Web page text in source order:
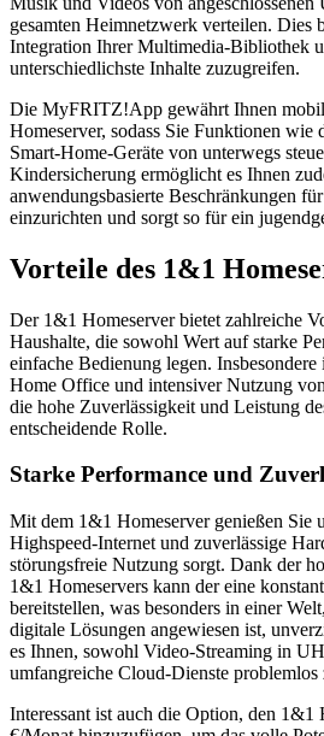
gesamten Heimnetzwerk verteilen. Dies
Integration Ihrer Multimedia-Bibliothek
unterschiedlichste Inhalte zuzugreifen.
Die MyFRITZ!App gewährt Ihnen
Homeserver, sodass Sie Funktionen wie
Smart-Home-Geräte von unterwegs
Kindersicherung ermöglicht es Ihnen
anwendungsbasierte Beschränkungen
einzurichten und sorgt so für ein
Vorteile des 1&1
Der 1&1 Homeserver bietet zahlreiche
Haushalte, die sowohl Wert auf starke
einfache Bedienung legen.
Home Office und intensiver Nutzung
die hohe Zuverlässigkeit und Leistung
entscheidende Rolle.
Starke Performance und
Mit dem 1&1 Homeserver genießen Sie
Highspeed-Internet und zuverlässige
störungsfreie Nutzung sorgt. Dank der
1&1 Homeservers kann der eine
bereitstellen, was besonders in einer
digitale Lösungen angewiesen ist,
es Ihnen, sowohl Video-Streaming in
umfangreiche Cloud-Dienste problemlos
Interessant ist auch die Option, den 1&1